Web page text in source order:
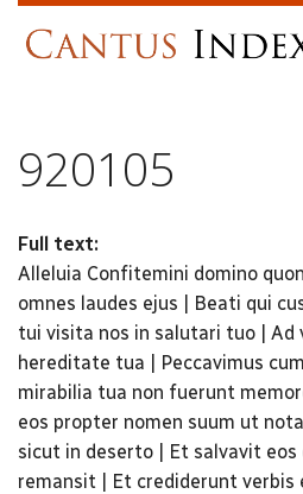
920105
Full text:
Alleluia Confitemini domino
omnes laudes ejus | Beati qui
tui visita nos in salutari tuo |
hereditate tua | Peccavimus
mirabilia tua non fuerunt
eos propter nomen suum ut
sicut in deserto | Et salvavit
remansit | Et crediderunt